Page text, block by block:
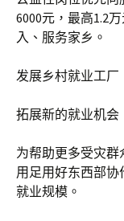
6000元，最高1.2
入、服务家乡。
发展乡村就业工厂
拓展新的就业机会
为帮助更多受灾
用足用好东西部
就业规模。